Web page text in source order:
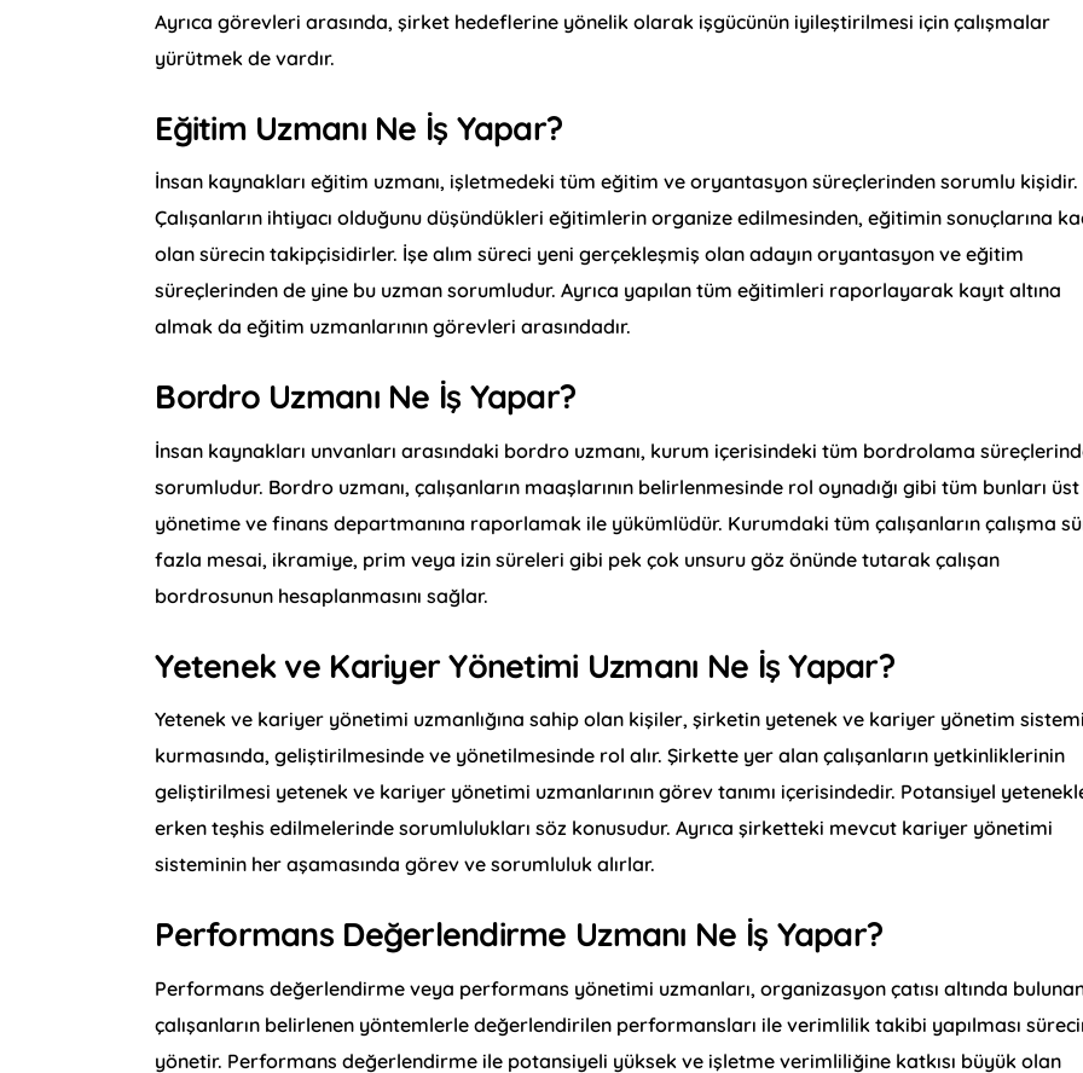
Ayrıca görevleri arasında, şirket hedeflerine yönelik olarak işgücünün iyileştirilmesi için çalışmalar
yürütmek de vardır.
Eğitim Uzmanı Ne İş Yapar?
İnsan kaynakları eğitim uzmanı, işletmedeki tüm eğitim ve oryantasyon süreçlerinden sorumlu kişidir.
Çalışanların ihtiyacı olduğunu düşündükleri eğitimlerin organize edilmesinden, eğitimin sonuçlarına
olan sürecin takipçisidirler. İşe alım süreci yeni gerçekleşmiş olan adayın oryantasyon ve eğitim
süreçlerinden de yine bu uzman sorumludur. Ayrıca yapılan tüm eğitimleri raporlayarak kayıt altına
almak da eğitim uzmanlarının görevleri arasındadır.
Bordro Uzmanı Ne İş Yapar?
İnsan kaynakları unvanları arasındaki bordro uzmanı, kurum içerisindeki tüm bordrolama
sorumludur. Bordro uzmanı, çalışanların maaşlarının belirlenmesinde rol oynadığı gibi tüm bunları üst
yönetime ve finans departmanına raporlamak ile yükümlüdür. Kurumdaki tüm çalışanların çalışma
fazla mesai, ikramiye, prim veya izin süreleri gibi pek çok unsuru göz önünde tutarak çalışan
bordrosunun hesaplanmasını sağlar.
Yetenek ve Kariyer Yönetimi Uzmanı Ne İş Yapar?
Yetenek ve kariyer yönetimi uzmanlığına sahip olan kişiler, şirketin yetenek ve kariyer yönetim
kurmasında, geliştirilmesinde ve yönetilmesinde rol alır. Şirkette yer alan çalışanların yetkinliklerinin
geliştirilmesi yetenek ve kariyer yönetimi uzmanlarının görev tanımı içerisindedir. Potansiyel
erken teşhis edilmelerinde sorumlulukları söz konusudur. Ayrıca şirketteki mevcut kariyer yönetimi
sisteminin her aşamasında görev ve sorumluluk alırlar.
Performans Değerlendirme Uzmanı Ne İş Yapar?
Performans değerlendirme veya performans yönetimi uzmanları, organizasyon çatısı altında
çalışanların belirlenen yöntemlerle değerlendirilen performansları ile verimlilik takibi yapılması
yönetir. Performans değerlendirme ile potansiyeli yüksek ve işletme verimliliğine katkısı büyük olan